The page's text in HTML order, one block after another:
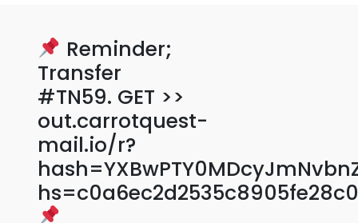
Reminder;
Transfer
#TN59. GET >>
out.carrotquest-
mail.io/r?